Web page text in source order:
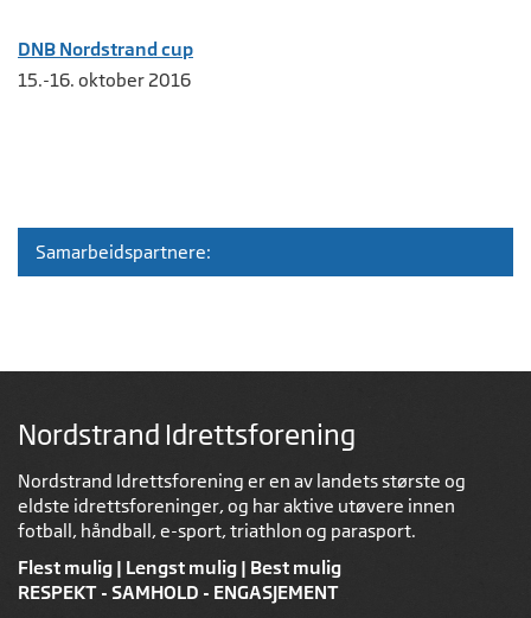
DNB Nordstrand cup
15.-16. oktober 2016
Samarbeidspartnere:
Nordstrand Idrettsforening
Nordstrand Idrettsforening er en av landets største og
eldste idrettsforeninger, og har aktive utøvere innen
fotball, håndball, e-sport, triathlon og parasport.
Flest mulig | Lengst mulig | Best mulig
RESPEKT - SAMHOLD - ENGASJEMENT